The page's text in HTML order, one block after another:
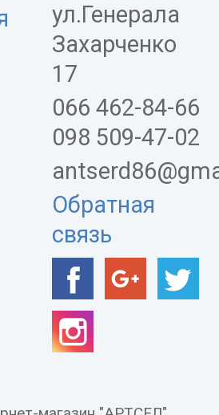
ул.Генерала
Захарченко
17
066 462-84-66
098 509-47-02
Обратная
связь